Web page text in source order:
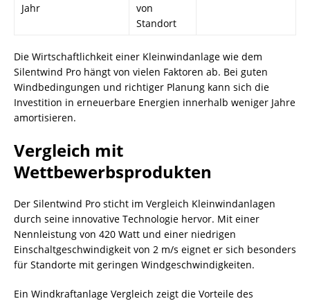
Jahr
von
Standort
Die Wirtschaftlichkeit einer Kleinwindanlage wie dem
Silentwind Pro hängt von vielen Faktoren ab. Bei guten
Windbedingungen und richtiger Planung kann sich die
Investition in erneuerbare Energien innerhalb weniger Jahre
amortisieren.
Vergleich mit
Wettbewerbsprodukten
Der Silentwind Pro sticht im Vergleich Kleinwindanlagen
durch seine innovative Technologie hervor. Mit einer
Nennleistung von 420 Watt und einer niedrigen
Einschaltgeschwindigkeit von 2 m/s eignet er sich besonders
für Standorte mit geringen Windgeschwindigkeiten.
Ein Windkraftanlage Vergleich zeigt die Vorteile des